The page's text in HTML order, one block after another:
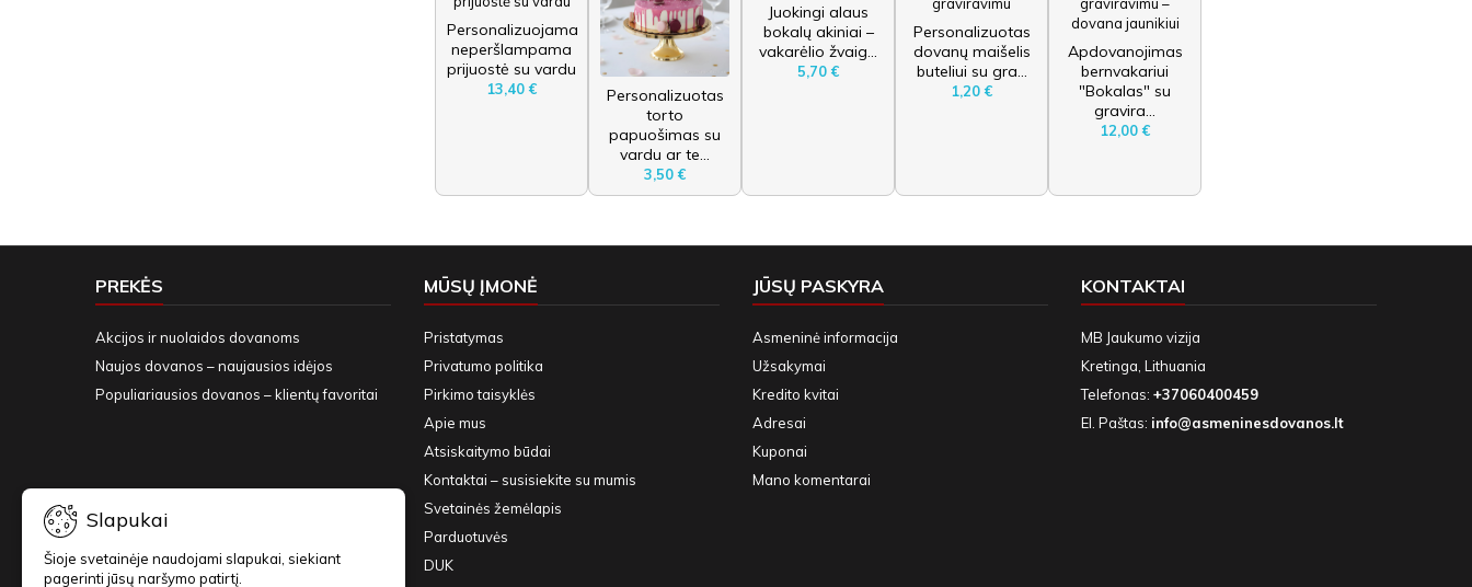
Personalizuojama
neperšlampama
prijuostė su vardu
13,40 €
Personalizuotas
torto
papuošimas su
vardu ar te...
3,50 €
Juokingi alaus
bokalų akiniai –
vakarėlio žvaig...
5,70 €
Personalizuotas
dovanų maišelis
buteliui su gra...
1,20 €
Apdovanojimas
bernvakariui
"Bokalas" su
gravira...
12,00 €
PREKĖS
Akcijos ir nuolaidos dovanoms
Naujos dovanos – naujausios idėjos
Populiariausios dovanos – klientų favoritai
MŪSŲ ĮMONĖ
Pristatymas
Privatumo politika
Pirkimo taisyklės
Apie mus
Atsiskaitymo būdai
Kontaktai – susisiekite su mumis
Svetainės žemėlapis
Parduotuvės
DUK
JŪSŲ PASKYRA
Asmeninė informacija
Užsakymai
Kredito kvitai
Adresai
Kuponai
Mano komentarai
KONTAKTAI
MB Jaukumo vizija
Kretinga, Lithuania
Telefonas: +37060400459
El. Paštas: info@asmeninesdovanos.lt
Slapukai
Šioje svetainėje naudojami slapukai, siekiant
pagerinti jūsų naršymo patirtį.